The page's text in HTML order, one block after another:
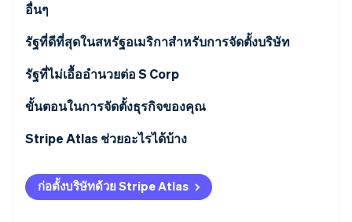
Stripe Sessions 2026
ดูว่า Stripe กำลังสร้างโครงสร้างพื้นฐานระบบเศรษฐกิจสำหรับ
AI อย่างไร
รับชมเลย
อื่นๆ
บริษัทแบ S เทียบกับบริษัทแบบ C
บริษัท S เทียบกับ LLC
รัฐที่ดีที่สุดในสหรัฐอเมริกาสำหรับการจัดตั้งบริษัท
รัฐที่ไม่เอื้ออำนวยต่อ S Corp
ขั้นตอนในการจัดตั้งธุรกิจของคุณ
การเลือกโครงสร้างธุรกิจที่เหมาะสม
การจัดตั้งบริษัทหรือ LLC
การประเมินกฎหมายของรัฐและผลกระทบด้านภาษี
Stripe Atlas ช่วยอะไรได้บ้าง
การสมัครใช้งาน Atlas
การรับชำระเงินและการธนาคารก่อนที่จะได้รับ EIN ของ
ก่อตั้งบริษัทด้วย Stripe Atlas